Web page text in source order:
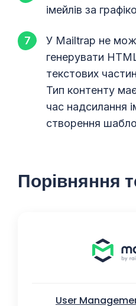
імейлів за
У Mailtrap не
генерувати
текстових
Тип контенту
час надсилання
створення
Порівняння
User